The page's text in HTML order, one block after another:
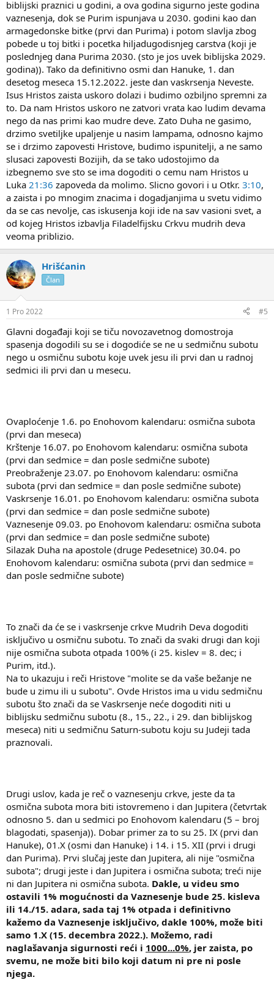
biblijski praznici u godini, a ova godina sigurno jeste godina
vaznesenja, dok se Purim ispunjava u 2030. godini kao dan
armagedonske bitke (prvi dan Purima) i potom slavlja zbog
pobede u toj bitki i pocetka hiljadugodisnjeg carstva (koji je
poslednjeg dana Purima 2030. (sto je jos uvek biblijska 2029.
godina)). Tako da definitivno osmi dan Hanuke, 1. dan
desetog meseca 15.12.2022. jeste dan vaskrsenja Neveste.
Isus Hristos zaista uskoro dolazi i budimo ozbiljno spremni za
to. Da nam Hristos uskoro ne zatvori vrata kao ludim devama
nego da nas primi kao mudre deve. Zato Duha ne gasimo,
drzimo svetiljke upaljenje u nasim lampama, odnosno kajmo
se i drzimo zapovesti Hristove, budimo ispunitelji, a ne samo
slusaci zapovesti Bozijih, da se tako udostojimo da
izbegnemo sve sto se ima dogoditi o cemu nam Hristos u
Luka 21:36 zapoveda da molimo. Slicno govori i u Otkr. 3:10,
a zaista i po mnogim znacima i dogadjanjima u svetu vidimo
da se cas nevolje, cas iskusenja koji ide na sav vasioni svet, a
od kojeg Hristos izbavlja Filadelfijsku Crkvu mudrih deva
veoma priblizio.
Hrišćanin
Član
1 Pro 2022 #5
Glavni događaji koji se tiču novozavetnog domostroja
spasenja dogodili su se i dogodiće se ne u sedmičnu subotu
nego u osmičnu subotu koje uvek jesu ili prvi dan u radnoj
sedmici ili prvi dan u mesecu.
Ovaploćenje 1.6. po Enohovom kalendaru: osmična subota
(prvi dan meseca)
Krštenje 16.07. po Enohovom kalendaru: osmična subota
(prvi dan sedmice = dan posle sedmične subote)
Preobraženje 23.07. po Enohovom kalendaru: osmična
subota (prvi dan sedmice = dan posle sedmične subote)
Vaskrsenje 16.01. po Enohovom kalendaru: osmična subota
(prvi dan sedmice = dan posle sedmične subote)
Vaznesenje 09.03. po Enohovom kalendaru: osmična subota
(prvi dan sedmice = dan posle sedmične subote)
Silazak Duha na apostole (druge Pedesetnice) 30.04. po
Enohovom kalendaru: osmična subota (prvi dan sedmice =
dan posle sedmične subote)
To znači da će se i vaskrsenje crkve Mudrih Deva dogoditi
isključivo u osmičnu subotu. To znači da svaki drugi dan koji
nije osmična subota otpada 100% (i 25. kislev = 8. dec; i
Purim, itd.).
Na to ukazuju i reči Hristove "molite se da vaše bežanje ne
bude u zimu ili u subotu". Ovde Hristos ima u vidu sedmičnu
subotu što znači da se Vaskrsenje neće dogoditi niti u
biblijsku sedmičnu subotu (8., 15., 22., i 29. dan biblijskog
meseca) niti u sedmičnu Saturn-subotu koju su Judeji tada
praznovali.
Drugi uslov, kada je reč o vaznesenju crkve, jeste da ta
osmična subota mora biti istovremeno i dan Jupitera (četvrtak
odnosno 5. dan u sedmici po Enohovom kalendaru (5 – broj
blagodati, spasenja)). Dobar primer za to su 25. IX (prvi dan
Hanuke), 01.X (osmi dan Hanuke) i 14. i 15. XII (prvi i drugi
dan Purima). Prvi slučaj jeste dan Jupitera, ali nije "osmična
subota"; drugi jeste i dan Jupitera i osmična subota; treći nije
ni dan Jupitera ni osmična subota. Dakle, u videu smo
ostavili 1% mogućnosti da Vaznesenje bude 25. kisleva
ili 14./15. adara, sada taj 1% otpada i definitivno
kažemo da Vaznesenje isključivo, dakle 100%, može biti
samo 1.X (15. decembra 2022.). Možemo, radi
naglašavanja sigurnosti reći i 1000...0%, jer zaista, po
svemu, ne može biti bilo koji datum ni pre ni posle
njega.